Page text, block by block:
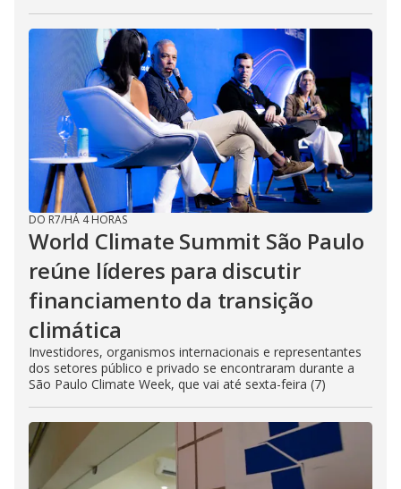
DO R7/HÁ 4 HORAS
World Climate Summit São Paulo
reúne líderes para discutir
financiamento da transição
climática
Investidores, organismos internacionais e representantes
dos setores público e privado se encontraram durante a
São Paulo Climate Week, que vai até sexta-feira (7)